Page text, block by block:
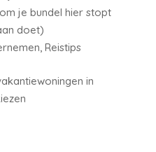
je bundel hier stopt
doet)
Reistips
in